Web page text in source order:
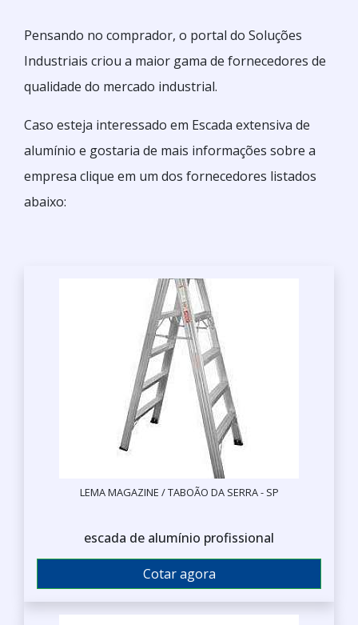
Pensando no comprador, o portal do Soluções
Industriais criou a maior gama de fornecedores de
qualidade do mercado industrial.
Caso esteja interessado em Escada extensiva de
alumínio e gostaria de mais informações sobre a
empresa clique em um dos fornecedores listados
abaixo:
LEMA MAGAZINE / TABOÃO DA SERRA - SP
escada de alumínio profissional
Cotar agora